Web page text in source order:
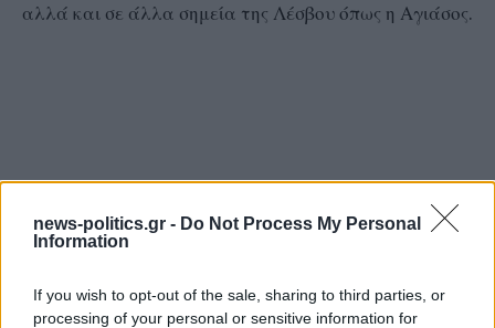
news-politics.gr - Do Not Process My Personal
Information
If you wish to opt-out of the sale, sharing to third parties, or
processing of your personal or sensitive information for
αλλά και σε άλλα σημεία της Λέσβου όπως η Αγιάσος.